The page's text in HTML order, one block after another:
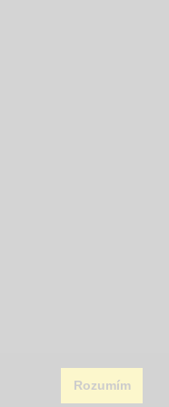
Rozumím